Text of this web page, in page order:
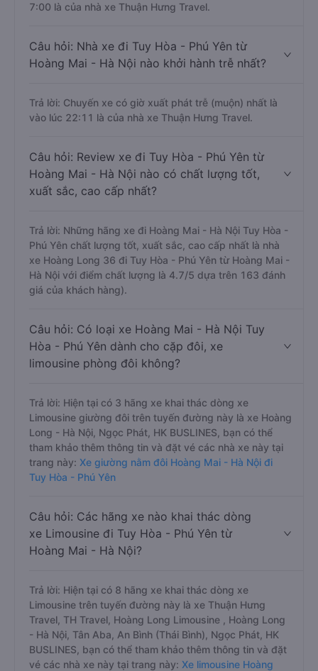
7:00 là của nhà xe Thuận Hưng Travel.
Câu hỏi: Nhà xe đi Tuy Hòa - Phú Yên từ
Hoàng Mai - Hà Nội nào khởi hành trễ nhất?
Trả lời: Chuyến xe có giờ xuất phát trễ (muộn) nhất là
vào lúc 22:11 là của nhà xe Thuận Hưng Travel.
Câu hỏi: Review xe đi Tuy Hòa - Phú Yên từ
Hoàng Mai - Hà Nội nào có chất lượng tốt,
xuất sắc, cao cấp nhất?
Trả lời: Những hãng xe đi Hoàng Mai - Hà Nội Tuy Hòa -
Phú Yên chất lượng tốt, xuất sắc, cao cấp nhất là nhà
xe Hoàng Long 36 đi Tuy Hòa - Phú Yên từ Hoàng Mai -
Hà Nội với điểm chất lượng là 4.7/5 dựa trên 163 đánh
giá của khách hàng).
Câu hỏi: Có loại xe Hoàng Mai - Hà Nội Tuy
Hòa - Phú Yên dành cho cặp đôi, xe
limousine phòng đôi không?
Trả lời: Hiện tại có 3 hãng xe khai thác dòng xe
Limousine giường đôi trên tuyến đường này là xe Hoàng
Long - Hà Nội, Ngọc Phát, HK BUSLINES, bạn có thể
tham khảo thêm thông tin và đặt vé các nhà xe này tại
trang này: Xe giường nằm đôi Hoàng Mai - Hà Nội đi
Tuy Hòa - Phú Yên
Câu hỏi: Các hãng xe nào khai thác dòng
xe Limousine đi Tuy Hòa - Phú Yên từ
Hoàng Mai - Hà Nội?
Trả lời: Hiện tại có 8 hãng xe khai thác dòng xe
Limousine trên tuyến đường này là xe Thuận Hưng
Travel, TH Travel, Hoàng Long Limousine , Hoàng Long
- Hà Nội, Tân Aba, An Bình (Thái Bình), Ngọc Phát, HK
BUSLINES, bạn có thể tham khảo thêm thông tin và đặt
vé các nhà xe này tại trang này: Xe limousine Hoàng